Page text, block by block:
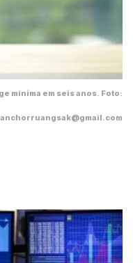
mínima em seis anos. Foto: